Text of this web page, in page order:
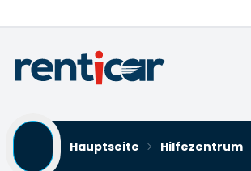
Hauptseite
Hilfezentrum